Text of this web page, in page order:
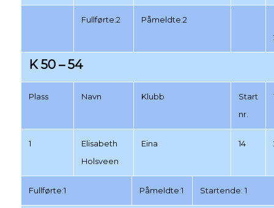
Fullførte:2 Påmeldte:2
K 50 – 54
Plass Navn Klubb
Start
nr.
1
Elisabeth
Holsveen
Eina 14
Fullførte:1 Påmeldte:1 Startende: 1